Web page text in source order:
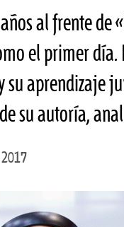
al frente de
el primer día.
su aprendizaje
su autoría,